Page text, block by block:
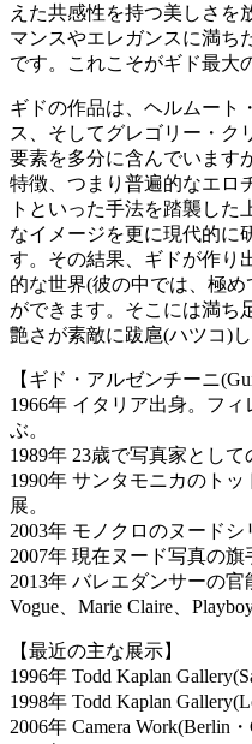
えた共感性を持つ美しさを
マンスやエレガンスに満ち
です。これこそがギド最大
ギドの作品は、ヘルムート
ス、そしてグレゴリー・ク
要素を多分に含んでいます
特徴、つまり普遍的なエロ
トといった手法を踏襲し
なイメージを更に現代的に
す。その結果、ギドが作り
的な世界(彼の中では、極
ができます。そこには満ち
艶さが素敵に跋扈(ハツコ)し
【ギド・アルゼンチーニ
1966年 イタリア出身。フ
ぶ。
1989年 23歳で写真家として
1990年 サンタモニカのト
展。
2003年 モノクロのヌードシ
2007年 現在ヌード写真の旗
2013年 バレエダンサーの官
Vogue、Marie Claire、
【最近の主な展示】
1996年 Todd Kaplan
1998年 Todd Kaplan
2006年 Camera Work(Berlin